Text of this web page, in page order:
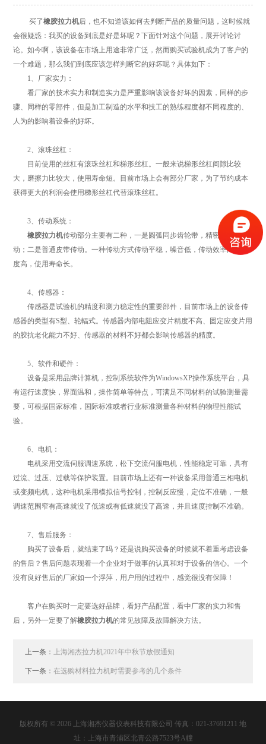
买了橡胶拉力机后，也不知道该如何去判断产品的质量问题，这时候就
会很疑惑：我买的设备到底是好是坏呢？下面针对这个问题，展开讨论讨
论。如今啊，该设备在市场上用途非常广泛，然而购买试验机成为了客户的
一个难题，那么我们到底应该怎样判断它的好坏呢？具体如下：
1、厂家实力：
看厂家的技术实力和制造实力是严重影响该设备好坏的因素，同样的步
骤、同样的零部件，但是加工制造的水平和技工的熟练程度都不同程度的、
人为的影响着设备的好坏。
2、滚珠丝杠：
目前使用的丝杠有滚珠丝杠和梯形丝杠。一般来说梯形丝杠间隙比较
大，磨擦力比较大，使用寿命短。目前市场上会有部分厂家，为了节约成本
获得更大的利润会使用梯形丝杠代替滚珠丝杠。
3、传动系统：
橡胶拉力机传动部分主要有二种，一是圆弧同步齿轮带，精密丝杠副传
动；二是普通皮带传动。一种传动方式传动平稳，噪音低，传动效率高，精
度高，使用寿命长。
4、传感器：
传感器是试验机的精度和测力稳定性的重要部件，目前市场上的设备传
感器的类型有S型、轮輻式。传感器内部电阻应变片精度不高、固定应变片用
的胶抗老化能力不好、传感器的材料不好都会影响传感器的精度。
5、软件和硬件：
设备是采用品牌计算机，控制系统软件为WindowsXP操作系统平台，具
有运行速度快，界面温和，操作简单等特点，可满足不同材料的试验测量需
要，可根据国家标准，国际标准或者行业标准测量各种材料的物理性能试
验。
6、电机：
电机采用交流伺服调速系统，松下交流伺服电机，性能稳定可靠，具有
过流、过压、过载等保护装置。目前市场上还有一种设备采用普通三相电机
或变频电机，这种电机采用模拟信号控制，控制反应慢，定位不准确，一般
调速范围窄有高速就没了低速或有低速就没了高速，并且速度控制不准确。
7、售后服务：
购买了设备后，就结束了吗？还是说购买设备的时候就不着重考虑设备
的售后？售后问题表现着一个企业对于做事的认真和对于设备的信心。一个
没有良好售后的厂家如一个浮萍，用户用的过程中，感觉很没有保障！
客户在购买时一定要选好品牌，看好产品配置，看中厂家的实力和售
后，另外一定要了解橡胶拉力机的常见故障及故障解决方法。
上一条： 上海湘杰拉力机2021年中秋节放假通知
下一条：在选购材料拉力机时需要参考的几个条件
版权所有 © 2026 上海湘杰仪器仪表科技有限公司 传真：021-37691211 地
址：上海市青浦区北青公路7523号A幢